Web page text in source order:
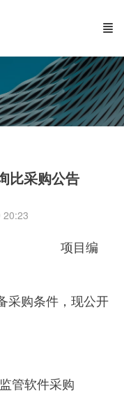
比采购公告
20:23
项目编
采购条件，现公开
管软件采购